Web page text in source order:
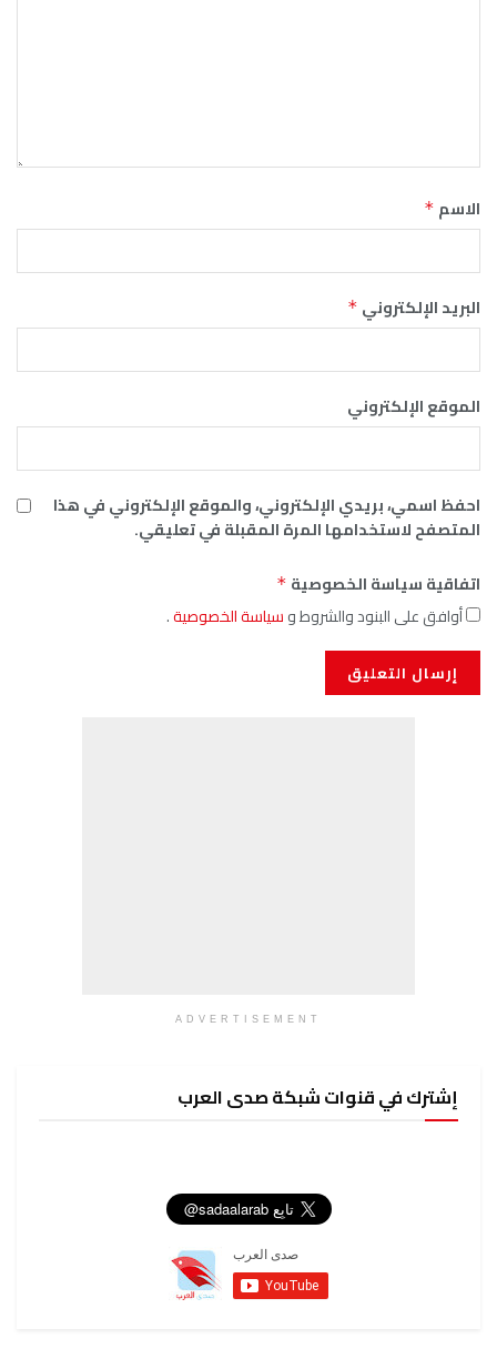
الاسم *
البريد الإلكتروني *
الموقع الإلكتروني
احفظ اسمي، بريدي الإلكتروني، والموقع الإلكتروني في هذا
المتصفح لاستخدامها المرة المقبلة في تعليقي.
اتفاقية سياسة الخصوصية *
أوافق على البنود والشروط وسياسة الخصوصية.
ADVERTISEMENT
إشترك في قنوات شبكة صدى العرب